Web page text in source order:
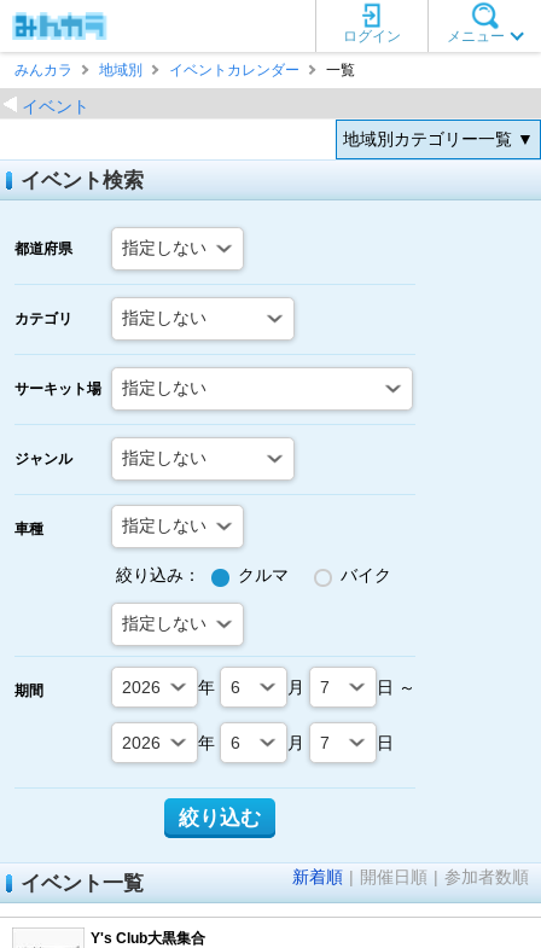
メニュー
ログイン
みんカラ
地域別 イベントカレンダー 一覧
イベント
地域別カテゴリー一覧 ▼
イベント検索
都道府県
カテゴリ
サーキット場
ジャンル
車種
絞り込み： クルマ バイク
期間 年 月 日 ～
年 月 日
イベント一覧 新着順 | 開催日順 | 参加者数順
Y's Club大黒集合